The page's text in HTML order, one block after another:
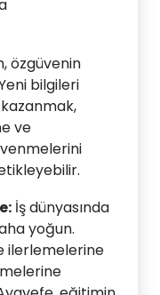
özgüvenin
bilgileri
ve
İş dünyasında
yoğun.
ilerlemelerine